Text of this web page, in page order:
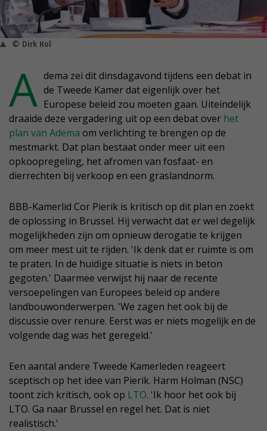
© Dirk Hol
A dema zei dit dinsdagavond tijdens een debat in
de Tweede Kamer dat eigenlijk over het
Europese beleid zou moeten gaan. Uiteindelijk
draaide deze vergadering uit op een debat over het
plan van Adema om verlichting te brengen op de
mestmarkt. Dat plan bestaat onder meer uit een
opkoopregeling, het afromen van fosfaat- en
dierrechten bij verkoop en een graslandnorm.
BBB-Kamerlid Cor Pierik is kritisch op dit plan en zoekt
de oplossing in Brussel. Hij verwacht dat er wel degelijk
mogelijkheden zijn om opnieuw derogatie te krijgen
om meer mest uit te rijden. 'Ik denk dat er ruimte is om
te praten. In de huidige situatie is niets in beton
gegoten.' Daarmee verwijst hij naar de recente
versoepelingen van Europees beleid op andere
landbouwonderwerpen. 'We zagen het ook bij de
discussie over renure. Eerst was er niets mogelijk en de
volgende dag was het geregeld.'
Een aantal andere Tweede Kamerleden reageert
sceptisch op het idee van Pierik. Harm Holman (NSC)
toont zich kritisch, ook op LTO. 'Ik hoor het ook bij
LTO. Ga naar Brussel en regel het. Dat is niet
realistisch.'